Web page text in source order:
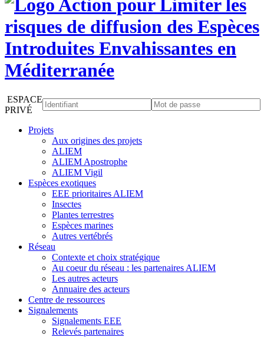
ESPACE
PRIVÉ
Projets
Aux origines des projets
ALIEM
ALIEM Apostrophe
ALIEM Vigil
Espèces exotiques
EEE prioritaires ALIEM
Insectes
Plantes terrestres
Espèces marines
Autres vertébrés
Réseau
Contexte et choix stratégique
Au coeur du réseau : les partenaires ALIEM
Les autres acteurs
Annuaire des acteurs
Centre de ressources
Signalements
Signalements EEE
Relevés partenaires